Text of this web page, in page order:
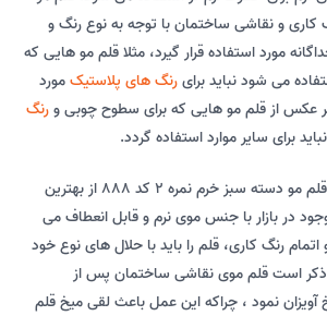
و نقاشی ساختمان با توجه به نوع رنگ و
مورد استفاده قرار گیرد، مثلا قلم مو هایی که
می شود نباید برایرنگ های پلاستیکمورد
بر عکس از قلم مو هایی که برای سطوح چوبی ورنگ
برای سایر موارد استفاده گردد.
ازجمله قلم مو دسته سبز خرم نمره 2 کد 888 از بهترین
در بازار با جنس موی نرم و قابل انعطاف می
رنگ کاری، قلم را باید با حلال های نوع خود
است قلم موی نقاشی ساختمان پس از
نمود ، چراکه این عمل باعث لقی میخ قلم